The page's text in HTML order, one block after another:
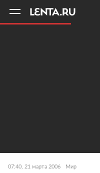
07:40, 21 марта 2006 Мир